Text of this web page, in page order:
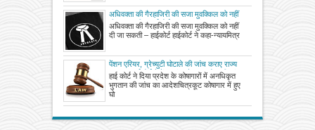
अधिवक्ता की गैरहाजिरी की सजा मुवक्किल को नहीं
दी जा सकती – हाईकोर्ट
अधिवक्ता की गैरहाजिरी की सजा मुवक्किल को नहीं
दी जा सकती – हाईकोर्ट हाईकोर्ट ने कहा-न्यायमित्र
पेंशन एरियर, ग्रेच्युटी घोटाले की जांच कराए राज्य
सरकार, हाईकोर्ट ने पेंशन फंड के दुरुपयोग की जांच
का दिया निर्देश
हाई कोर्ट ने दिया प्रदेश के कोषागारों में अनधिकृत
भुगतान की जांच का आदेशचित्रकूट कोषागार में हुए
घो